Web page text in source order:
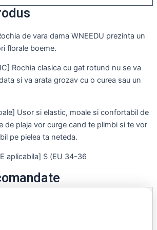
de vara dama WNEEDU prezinta un
florale boeme.
Rochia clasica cu gat rotund nu se va
si va arata grozav cu o curea sau un
Usor si elastic, moale si confortabil de
de plaja vor curge cand te plimbi si te vor
pe pielea ta neteda.
aplicabila] S (EU 34-36